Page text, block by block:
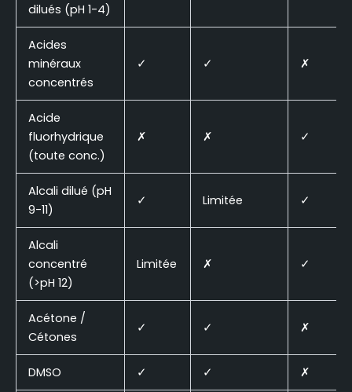
dilués (pH 1-4)
Acides
minéraux
concentrés
✓ ✓ ✗
Acide
fluorhydrique
(toute conc.)
✗ ✗ ✓
Alcali dilué (pH
9-11)
✓ Limitée ✓
Alcali
concentré
(>pH 12)
Limitée ✗ ✓
Acétone /
Cétones
✓ ✓ ✗
DMSO ✓ ✓ ✗